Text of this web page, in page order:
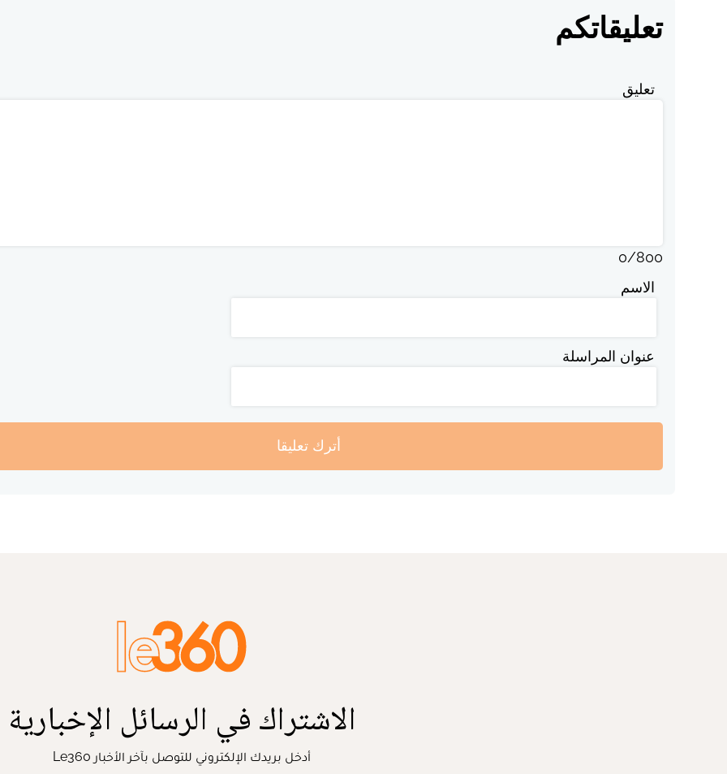
تعليقاتكم
تعليق
0/800
الاسم
عنوان المراسلة
أترك تعليقا
الاشتراك في الرسائل الإخبارية
أدخل بريدك الإلكتروني للتوصل بآخر الأخبار Le360